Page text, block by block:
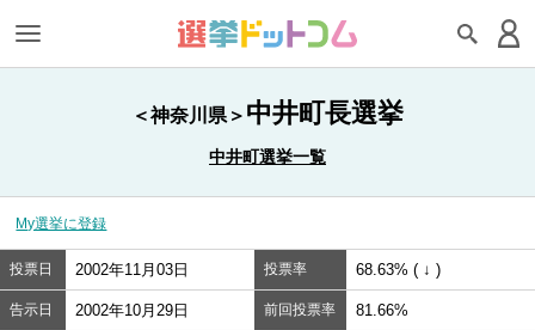
＜神奈川県＞ 中井町長選挙
中井町選挙一覧
My選挙に登録
投票日 2002年11月03日 投票率 68.63% ( ↓ )
告示日 2002年10月29日 前回投票率 81.66%